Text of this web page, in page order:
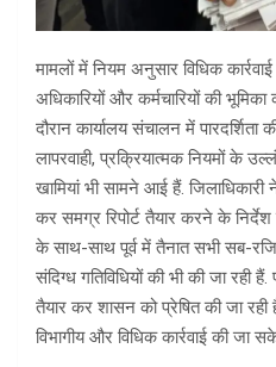
मामलों में नियम अनुसार विधिक
अधिकारियों और कर्मचारियों की
दौरान कार्यालय संचालन में
लापरवाही, प्रक्रियात्मक नियमों के
खामियां भी सामने आई हैं.
कर समग्र रिपोर्ट तैयार करने के निर्देश
के साथ-साथ पूर्व में तैनात सभी सब-
संदिग्ध गतिविधियों की भी की जा रही
तैयार कर शासन को प्रेषित की जा
विभागीय और विधिक कार्रवाई की जा